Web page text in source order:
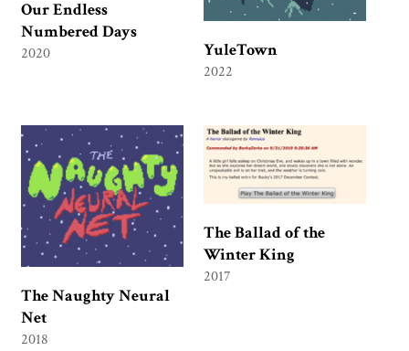
Our Endless
Numbered Days
2020 YuleTown
2022
The Naughty Neural
Net
2018
The Ballad of the
Winter King
2017